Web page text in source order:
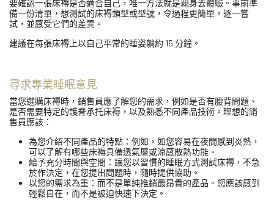
要確認一張床褥是否適合自己，唯一方法就是親身去體驗。事前準
備一份清單，想測試的床褥類型或型號，令過程更簡單，逐一嘗
試，並感受它們的差異。
建議在每張床褥上以自己平常的睡姿躺約 15 分鐘。
尋求專業睡眠意見
當您選購床褥時，銷售員應了解您的需求，例如是否有腰背問題、
是否需要特定的護脊承托床褥，以及熟悉不同產品技術。理想的銷
售員應該：
為您介紹不同產品的特點：例如，如您容易在夜間感到炎熱，
可以了解有哪些床褥具備透氣層或涼感散熱功能。
給予充分時間與空間：讓您以習慣的睡眠方式測試床褥，不急
於作決定，在您提出問題時，隨時提供協助。
以您的需求為重：而不是單純推銷最昂貴的產品。您應該感到
輕鬆自在，而不是被迫快速下決定。